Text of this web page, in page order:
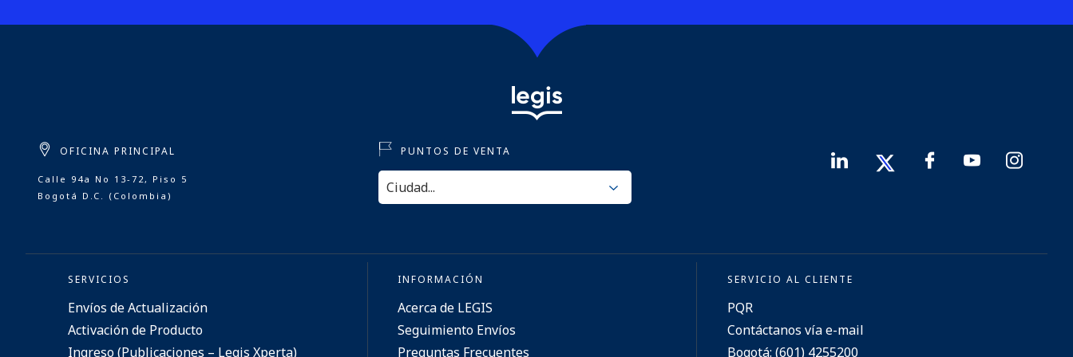
OFICINA PRINCIPAL
Calle 94a No 13-72, Piso 5
Bogotá D.C. (Colombia)
PUNTOS DE VENTA
SERVICIOS
Envíos de Actualización
Activación de Producto
Ingreso (Publicaciones – Legis Xperta)
INFORMACIÓN
Acerca de LEGIS
Seguimiento Envíos
Preguntas Frecuentes
SERVICIO AL CLIENTE
PQR
Contáctanos vía e-mail
Bogotá: (601) 4255200